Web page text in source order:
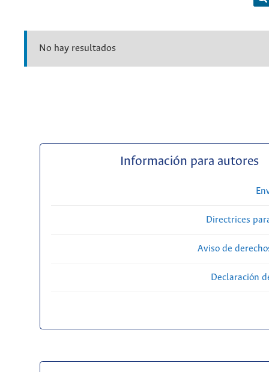
No hay resultados
Información para autores
Directrices
Aviso de
Declaración